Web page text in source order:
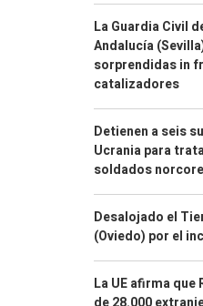
La Guardia Civil
Andalucía
sorprendidas in
catalizadores
Detienen a seis
Ucrania para
soldados
Desalojado el
(Oviedo) por el
La UE afirma